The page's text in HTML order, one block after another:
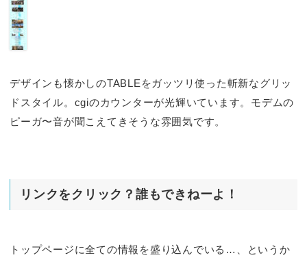
デザインも懐かしのTABLEをガッツリ使った斬新なグリッ
ドスタイル。cgiのカウンターが光輝いています。モデムの
ピーガ〜音が聞こえてきそうな雰囲気です。
リンクをクリック？誰もできねーよ！
トップページに全ての情報を盛り込んでいる…、というか